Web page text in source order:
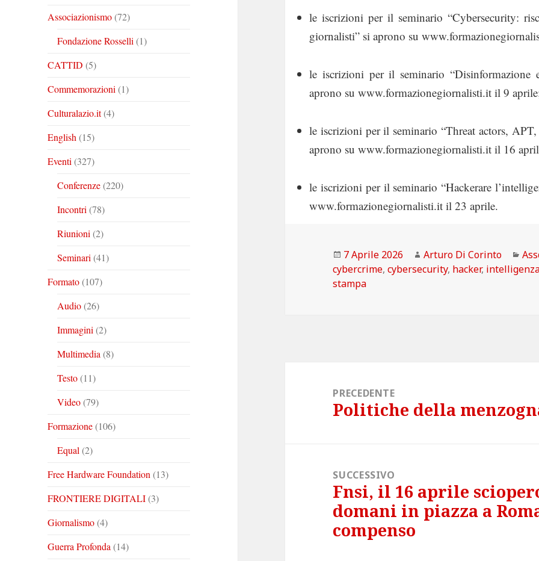
Associazionismo(72)
Fondazione Rosselli (1)
CATTID (5)
Commemorazioni (1)
Culturalazio.it(4)
English (15)
Eventi (327)
Conferenze(220)
Incontri (78)
Riunioni (2)
Seminari (41)
Formato(107)
Audio(26)
Immagini (2)
Multimedia (8)
Testo(11)
Video(79)
Formazione(106)
Equal (2)
Free Hardware Foundation (13)
FRONTIERE DIGITALI(3)
Giornalismo(4)
Guerra Profonda (14)
le iscrizioni per il seminario “Cybersecurity:
giornalisti” si aprono su
le iscrizioni per il seminario “Disinformazione
aprono su www.formazionegiornalisti.it il 9
le iscrizioni per il seminario “Threat actors,
aprono su www.formazionegiornalisti.it il 16
le iscrizioni per il seminario “Hackerare
www.formazionegiornalisti.it il 23 aprile.
Scritto
il
7 Aprile 2026 Autore
Arturo Di Corinto
cybercrime,cybersecurity, hacker,
stampa
PRECEDENTE
Articolo
Politiche della
SUCCESSIVO
Articolo
successivo:
Fnsi, il 16 aprile
domani in piazza a
compenso